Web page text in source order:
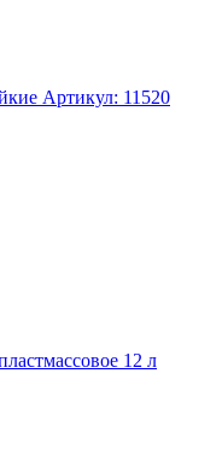
Артикул: 11520
12 л